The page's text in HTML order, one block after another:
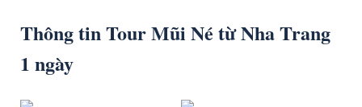
Thông tin Tour Mũi Né từ Nha Trang
1 ngày